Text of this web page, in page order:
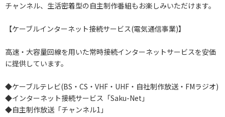
チャンネル、生活密着型の自主制作番組もお楽しみいただけます。
【ケーブルインターネット接続サービス(電気通信事業)】
高速・大容量回線を用いた常時接続インターネットサービスを安価
に提供しています。
◆ケーブルテレビ(BS・CS・VHF・UHF・自社制作放送・FMラジオ)
◆インターネット接続サービス「Saku-Net」
◆自主制作放送「チャンネル1」